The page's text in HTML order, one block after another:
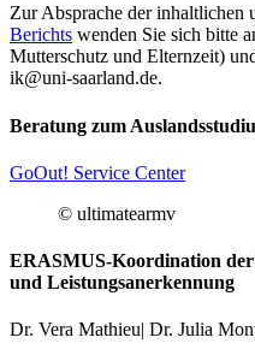
Zur Absprache der inhaltlichen
Berichts wenden Sie sich bitte
Mutterschutz und Elternzeit)
ik@uni-saarland.de.
Beratung zum
GoOut! Service Center
© ultimatearmv
ERASMUS-Koordination
und Leistungsanerkennung
Dr. Vera Mathieu| Dr. Julia